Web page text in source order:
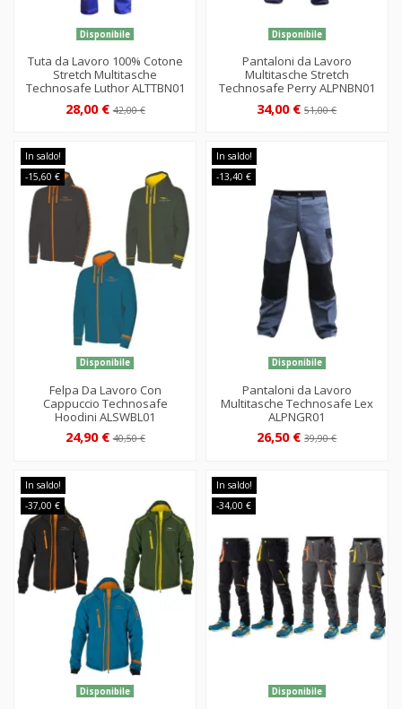
Disponibile
Tuta da Lavoro 100% Cotone
Stretch Multitasche
Technosafe Luthor ALTTBN01
28,00 €42,00 €
Disponibile
Pantaloni da Lavoro
Multitasche Stretch
Technosafe Perry ALPNBN01
34,00 €51,00 €
In saldo!
-15,60 €
Disponibile
Felpa Da Lavoro Con
Cappuccio Technosafe
Hoodini ALSWBL01
24,90 €40,50 €
In saldo!
-13,40 €
Disponibile
Pantaloni da Lavoro
Multitasche Technosafe Lex
ALPNGR01
26,50 €39,90 €
In saldo!
-37,00 €
Disponibile
In saldo!
-34,00 €
Disponibile